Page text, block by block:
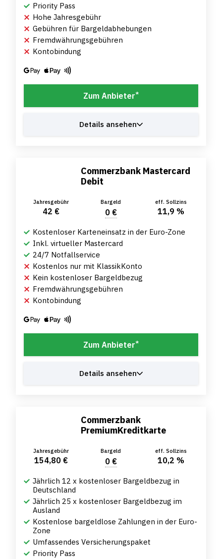
Priority Pass
Hohe Jahresgebühr
Gebühren für Bargeldabhebungen
Fremdwährungsgebühren
Kontobindung
Zum Anbieter*
Details ansehen
Commerzbank Mastercard
Debit
Jahresgebühr
42 €
Bargeld
0 €
eff. Sollzins
11,9 %
Kostenloser Karteneinsatz in der Euro-Zone
Inkl. virtueller Mastercard
24/7 Notfallservice
Kostenlos nur mit KlassikKonto
Kein kostenloser Bargeldbezug
Fremdwährungsgebühren
Kontobindung
Zum Anbieter*
Details ansehen
Commerzbank
PremiumKreditkarte
Jahresgebühr
154,80 €
Bargeld
0 €
eff. Sollzins
10,2 %
Jährlich 12 x kostenloser Bargeldbezug in
Deutschland
Jährlich 25 x kostenloser Bargeldbezug im
Ausland
Kostenlose bargeldlose Zahlungen in der Euro-
Zone
Umfassendes Versicherungspaket
Priority Pass